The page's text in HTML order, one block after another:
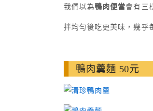
我們以為鴨肉便當會有三
拌均勻後吃更美味，幾乎
鴨肉羹麵 50元